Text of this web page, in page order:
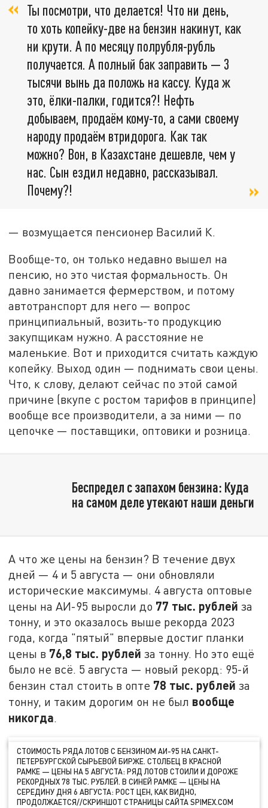
Ты посмотри, что делается! Что ни день,
то хоть копейку-две на бензин накинут, как
ни крути. А по месяцу полрубля-рубль
получается. А полный бак заправить — 3
тысячи вынь да положь на кассу. Куда ж
это, ёлки-палки, годится?! Нефть
добываем, продаём кому-то, а сами своему
народу продаём втридорога. Как так
можно? Вон, в Казахстане дешевле, чем у
нас. Сын ездил недавно, рассказывал.
Почему?!
— возмущается пенсионер Василий К.
Вообще-то, он только недавно вышел на
пенсию, но это чистая формальность. Он
давно занимается фермерством, и потому
автотранспорт для него — вопрос
принципиальный, возить-то продукцию
закупщикам нужно. А расстояние не
маленькие. Вот и приходится считать каждую
копейку. Выход один — поднимать свои цены.
Что, к слову, делают сейчас по этой самой
причине (вкупе с ростом тарифов в принципе)
вообще все производители, а за ними — по
цепочке — поставщики, оптовики и розница.
Беспредел с запахом бензина: Куда
на самом деле утекают наши деньги
А что же цены на бензин? В течение двух
дней — 4 и 5 августа — они обновляли
исторические максимумы. 4 августа оптовые
цены на АИ-95 выросли до 77 тыс. рублей за
тонну, и это оказалось выше рекорда 2023
года, когда "пятый" впервые достиг планки
цены в 76,8 тыс. рублей за тонну. Но это ещё
было не всё. 5 августа — новый рекорд: 95-й
бензин стал стоить в опте 78 тыс. рублей за
тонну, и таким дорогим он не был вообще
никогда.
СТОИМОСТЬ РЯДА ЛОТОВ С БЕНЗИНОМ АИ-95 НА САНКТ-
ПЕТЕРБУРГСКОЙ СЫРЬЕВОЙ БИРЖЕ. СТОЛБЕЦ В КРАСНОЙ
РАМКЕ — ЦЕНЫ НА 5 АВГУСТА: РЯД ЛОТОВ СТОИЛИ И ДОРОЖЕ
РЕКОРДНЫХ 78 ТЫС. РУБЛЕЙ. В СИНЕЙ РАМКЕ — ЦЕНЫ НА
СЕРЕДИНУ ДНЯ 6 АВГУСТА: РОСТ ЦЕН, КАК ВИДНО,
ПРОДОЛЖАЕТСЯ//СКРИНШОТ СТРАНИЦЫ САЙТА SPIMEX.COM